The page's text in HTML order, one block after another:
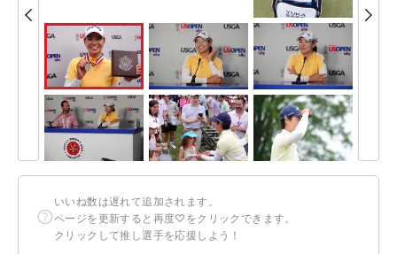
いいね数は遅れて追加されます。
ページを更新すると再度♡をクリックできます。
クリックして推し選手を応援しよう！